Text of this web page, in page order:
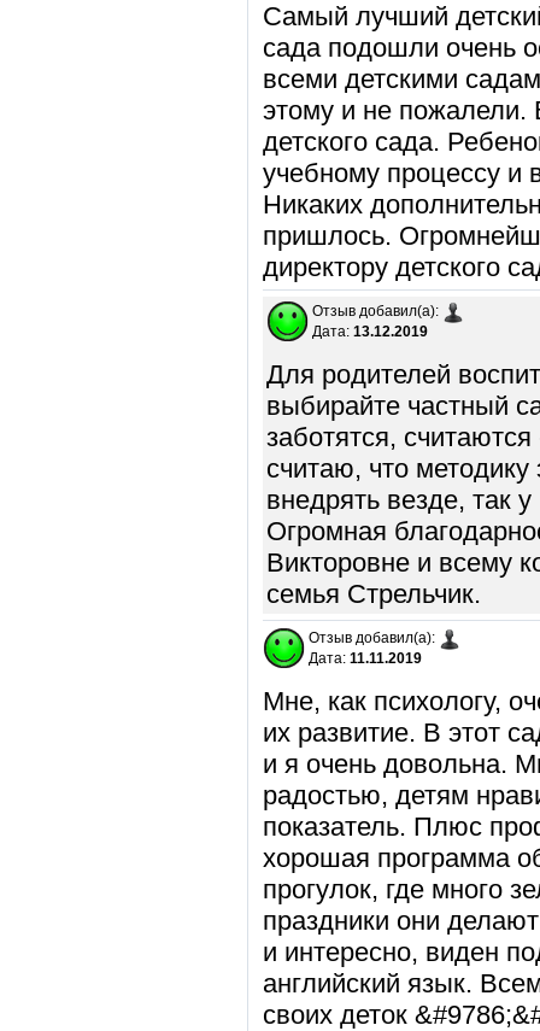
Самый лучший
сада подошли очень
всеми детскими
этому и не пожалели.
детского сада.
учебному процессу и
Никаких
пришлось.
директору детского
Отзыв добавил(а):
Дата: 13.12.2019
Для родителей
выбирайте частный
заботятся,
считаю, что
внедрять везде, так
Огромная
Викторовне и всему
семья Стрельчик.
Отзыв добавил(а):
Дата: 11.11.2019
Мне, как психологу,
их развитие. В этот
и я очень довольна.
радостью, детям
показатель. Плюс
хорошая программа
прогулок, где много
праздники они
и интересно, виден
английский язык.
своих деток